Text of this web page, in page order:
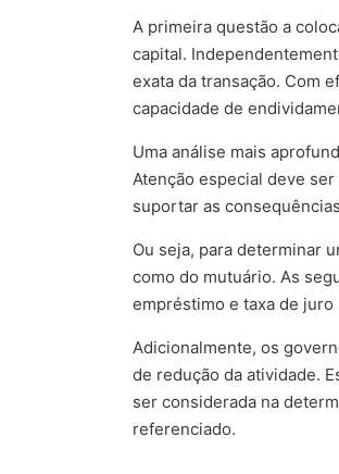
A primeira questão a
capital.
exata da transação. Com
capacidade de
Uma análise mais
Atenção especial deve
suportar as
Ou seja, para determinar
como do mutuário. As
empréstimo e taxa de juro
Adicionalmente, os
de redução da atividade.
ser considerada na
referenciado.